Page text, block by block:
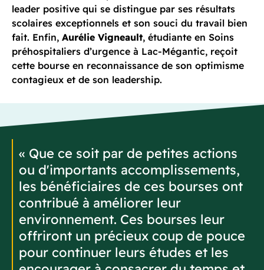
leader positive qui se distingue par ses résultats
scolaires exceptionnels et son souci du travail bien
fait. Enfin, Aurélie Vigneault, étudiante en Soins
préhospitaliers d’urgence à Lac-Mégantic, reçoit
cette bourse en reconnaissance de son optimisme
contagieux et de son leadership.
« Que ce soit par de petites actions
ou d'importants accomplissements,
les bénéficiaires de ces bourses ont
contribué à améliorer leur
environnement. Ces bourses leur
offriront un précieux coup de pouce
pour continuer leurs études et les